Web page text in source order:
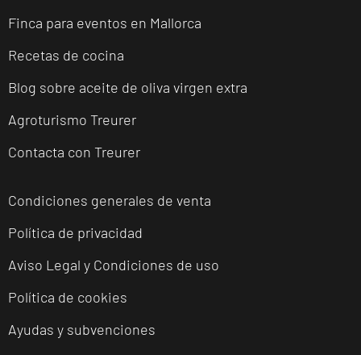
Finca para eventos en Mallorca
Recetas de cocina
Blog sobre aceite de oliva virgen extra
Agroturismo Treurer
Contacta con Treurer
Condiciones generales de venta
Política de privacidad
Aviso Legal y Condiciones de uso
Política de cookies
Ayudas y subvenciones